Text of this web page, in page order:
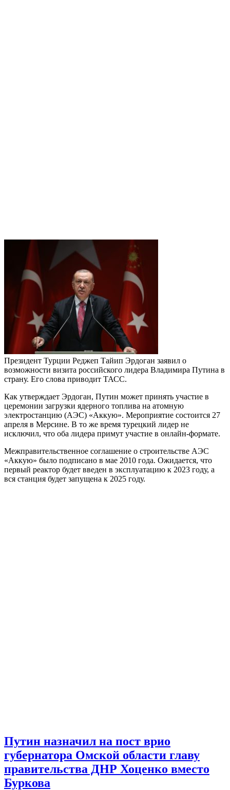
Президент Турции Реджеп Тайип Эрдоган заявил о
возможности визита российского лидера Владимира Путина в
страну. Его слова приводит ТАСС.
Как утверждает Эрдоган, Путин может принять участие в
церемонии загрузки ядерного топлива на атомную
электростанцию (АЭС) «Аккую». Мероприятие состоится 27
апреля в Мерсине. В то же время турецкий лидер не
исключил, что оба лидера примут участие в онлайн-формате.
Межправительственное соглашение о строительстве АЭС
«Аккую» было подписано в мае 2010 года. Ожидается, что
первый реактор будет введен в эксплуатацию к 2023 году, а
вся станция будет запущена к 2025 году.
Путин назначил на пост врио
губернатора Омской области главу
правительства ДНР Хоценко вместо
Буркова